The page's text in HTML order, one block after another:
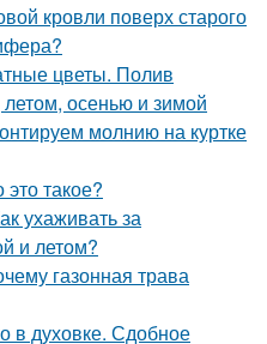
кровли поверх старого
цветы. Полив
осенью и зимой
молнию на куртке
такое?
ухаживать за
и летом?
газонная трава
в духовке. Сдобное